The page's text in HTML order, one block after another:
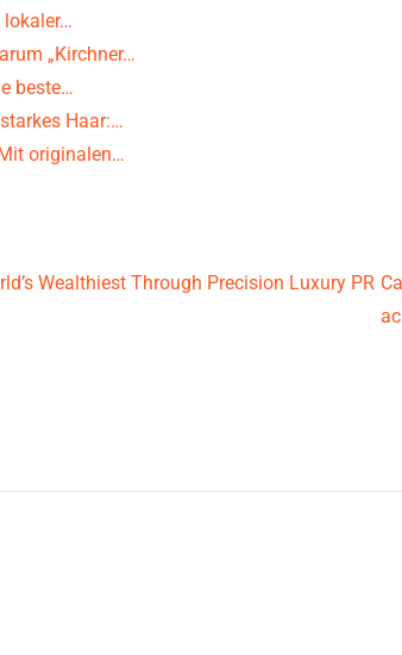
lokaler…
„Kirchner…
beste…
Haar:…
originalen…
Wealthiest Through Precision Luxury PR